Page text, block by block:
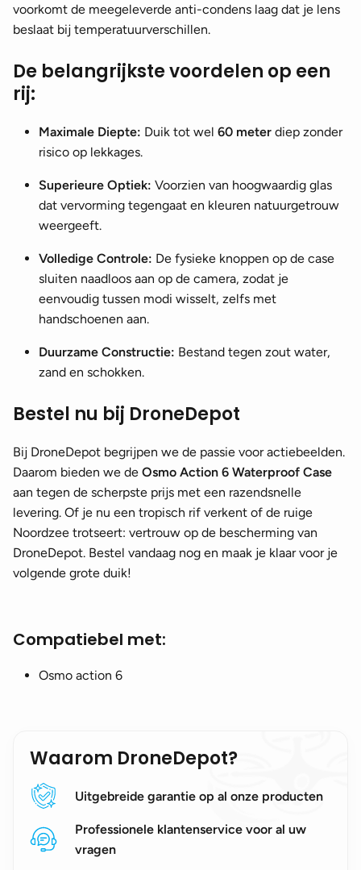
voorkomt de meegeleverde anti-condens laag dat je lens
beslaat bij temperatuurverschillen.
De belangrijkste voordelen op een
rij:
Maximale Diepte: Duik tot wel 60 meter diep zonder
risico op lekkages.
Superieure Optiek: Voorzien van hoogwaardig glas
dat vervorming tegengaat en kleuren natuurgetrouw
weergeeft.
Volledige Controle: De fysieke knoppen op de case
sluiten naadloos aan op de camera, zodat je
eenvoudig tussen modi wisselt, zelfs met
handschoenen aan.
Duurzame Constructie: Bestand tegen zout water,
zand en schokken.
Bestel nu bij DroneDepot
Bij DroneDepot begrijpen we de passie voor actiebeelden.
Daarom bieden we de Osmo Action 6 Waterproof Case
aan tegen de scherpste prijs met een razendsnelle
levering. Of je nu een tropisch rif verkent of de ruige
Noordzee trotseert: vertrouw op de bescherming van
DroneDepot. Bestel vandaag nog en maak je klaar voor je
volgende grote duik!
Compatiebel met:
Osmo action 6
Waarom DroneDepot?
Uitgebreide garantie op al onze producten
Professionele klantenservice voor al uw
vragen